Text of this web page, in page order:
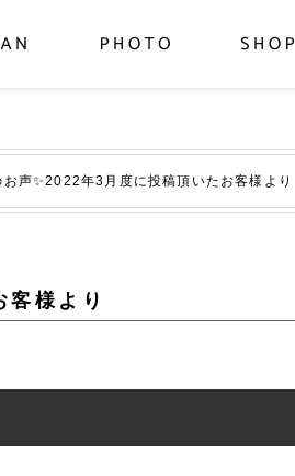
お声✨2022年3月度に投稿頂いたお客様より
様より